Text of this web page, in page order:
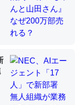
使う脊椎動物と貝
を無くしてナメク